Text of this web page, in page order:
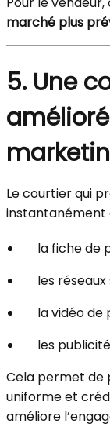
marché plus
5. Une
Le courtier qui
instantanément
la fiche de
les réseaux
la vidéo de
les
Cela permet de
uniforme et
améliore